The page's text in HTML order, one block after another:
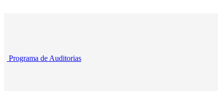
Programa de Auditorias